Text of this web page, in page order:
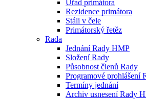
Úřad primátora
Rezidence primátora
Stáli v čele
Primátorský řetěz
Rada
Jednání Rady HMP
Složení Rady
Působnost členů Rady
Programové prohlášení
Termíny jednání
Archiv usnesení Rady